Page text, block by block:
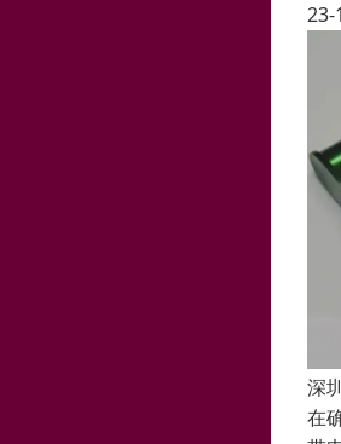
23-
深
在